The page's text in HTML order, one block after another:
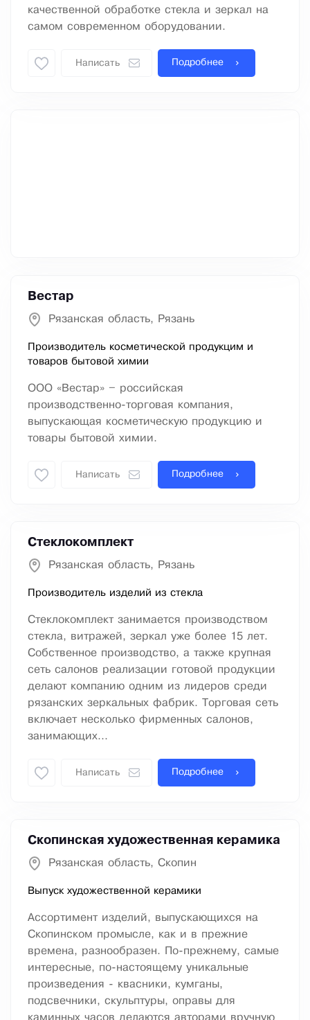
качественной обработке стекла и зеркал на
самом современном оборудовании.
Написать Подробнее
Вестар
Рязанская область, Рязань
Производитель косметической продукцим и
товаров бытовой химии
ООО «Вестар» – российская
производственно-торговая компания,
выпускающая косметическую продукцию и
товары бытовой химии.
Написать Подробнее
Стеклокомплект
Рязанская область, Рязань
Производитель изделий из стекла
Стеклокомплект занимается производством
стекла, витражей, зеркал уже более 15 лет.
Собственное производство, а также крупная
сеть салонов реализации готовой продукции
делают компанию одним из лидеров среди
рязанских зеркальных фабрик. Торговая сеть
включает несколько фирменных салонов,
занимающих...
Написать Подробнее
Скопинская художественная керамика
Рязанская область, Скопин
Выпуск художественной керамики
Ассортимент изделий, выпускающихся на
Скопинском промысле, как и в прежние
времена, разнообразен. По-прежнему, самые
интересные, по-настоящему уникальные
произведения - квасники, кумганы,
подсвечники, скульптуры, оправы для
каминных часов делаются авторами вручную